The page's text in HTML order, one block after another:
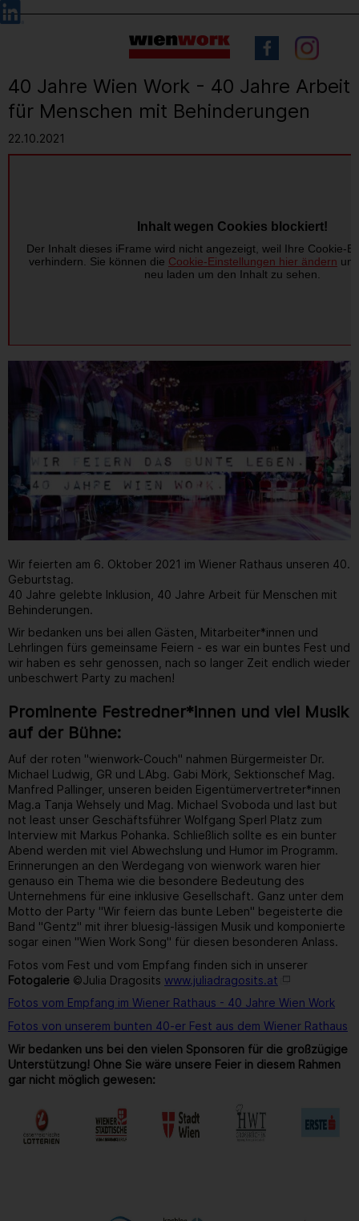
Barrierefreie
Bedienung
Sprachauswahl
40 Jahre Wien Work - 40 Jahre Arbeit
für Menschen mit Behinderungen
22.10.2021
Wir feierten am 6. Oktober 2021 im Wiener Rathaus unseren 40.
Geburtstag.
40 Jahre gelebte Inklusion, 40 Jahre Arbeit für Menschen mit
Behinderungen.
Wir bedanken uns bei allen Gästen, Mitarbeiter*innen und
Lehrlingen fürs gemeinsame Feiern - es war ein buntes Fest und
wir haben es sehr genossen, nach so langer Zeit endlich wieder
unbeschwert Party zu machen!
Prominente Festredner*innen und viel Musik
auf der Bühne:
Auf der roten "wienwork-Couch" nahmen Bürgermeister Dr.
Michael Ludwig, GR und LAbg. Gabi Mörk, Sektionschef Mag.
Manfred Pallinger, unseren beiden Eigentümervertreter*innen
Mag.a Tanja Wehsely und Mag. Michael Svoboda und last but
not least unser Geschäftsführer Wolfgang Sperl Platz zum
Interview mit Markus Pohanka. Schließlich sollte es ein bunter
Abend werden mit viel Abwechslung und Humor im Programm.
Erinnerungen an den Werdegang von wienwork waren hier
genauso ein Thema wie die besondere Bedeutung des
Unternehmens für eine inklusive Gesellschaft. Ganz unter dem
Motto der Party "Wir feiern das bunte Leben" begeisterte die
Band "Gentz" mit ihrer bluesig-lässigen Musik und komponierte
sogar einen "Wien Work Song" für diesen besonderen Anlass.
Fotos vom Fest und vom Empfang finden sich in unserer
Fotogalerie ©Julia Dragosits www.juliadragosits.at
Fotos vom Empfang im Wiener Rathaus - 40 Jahre Wien Work
Fotos von unserem bunten 40-er Fest aus dem Wiener Rathaus
Wir bedanken uns bei den vielen Sponsoren für die großzügige
Unterstützung! Ohne Sie wäre unsere Feier in diesem Rahmen
gar nicht möglich gewesen: